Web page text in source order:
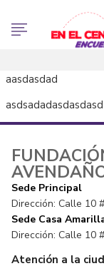
aasdasdad
asdsadadasdasdasd
Sede Principal
Dirección: Calle 10
Sede Casa
Dirección: Calle 10
Atención a la